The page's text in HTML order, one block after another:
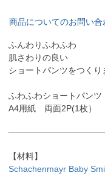
商品についてのお問い合
ふんわりふわふわ
肌さわりの良い
ショートパンツをつくり
ふわふわショートパン
A4用紙 両面2P(1枚）
【材料】
Schachenmayr Baby